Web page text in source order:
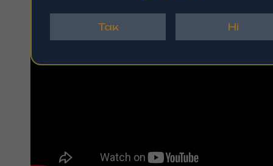
Так Ні